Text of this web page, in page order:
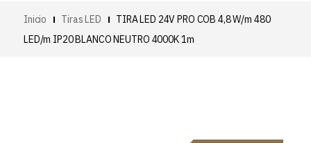
Inicio Tiras LED
TIRA LED 24V PRO COB 4,8 W/m 480
LED/m IP20 BLANCO NEUTRO 4000K 1m